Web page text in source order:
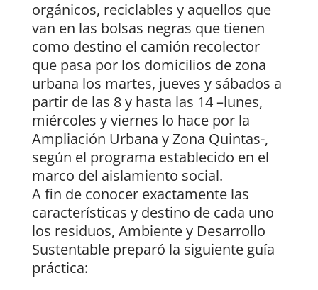
orgánicos, reciclables y aquellos que
van en las bolsas negras que tienen
como destino el camión recolector
que pasa por los domicilios de zona
urbana los martes, jueves y sábados a
partir de las 8 y hasta las 14 –lunes,
miércoles y viernes lo hace por la
Ampliación Urbana y Zona Quintas-,
según el programa establecido en el
marco del aislamiento social.
A fin de conocer exactamente las
características y destino de cada uno
los residuos, Ambiente y Desarrollo
Sustentable preparó la siguiente guía
práctica: